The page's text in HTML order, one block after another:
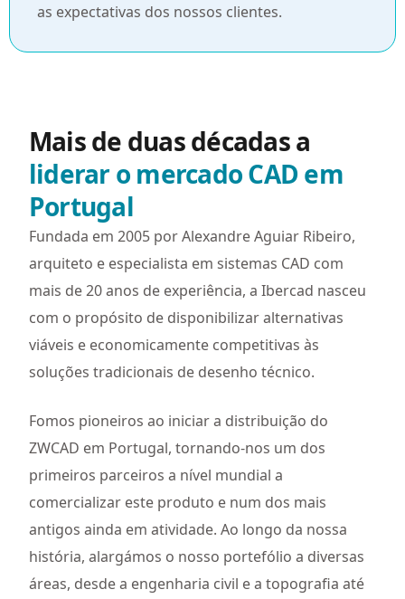
as expectativas dos nossos clientes.
Mais de duas décadas a
liderar o mercado CAD em
Portugal
Fundada em 2005 por Alexandre Aguiar Ribeiro,
arquiteto e especialista em sistemas CAD com
mais de 20 anos de experiência, a Ibercad nasceu
com o propósito de disponibilizar alternativas
viáveis e economicamente competitivas às
soluções tradicionais de desenho técnico.
Fomos pioneiros ao iniciar a distribuição do
ZWCAD em Portugal, tornando-nos um dos
primeiros parceiros a nível mundial a
comercializar este produto e num dos mais
antigos ainda em atividade. Ao longo da nossa
história, alargámos o nosso portefólio a diversas
áreas, desde a engenharia civil e a topografia até